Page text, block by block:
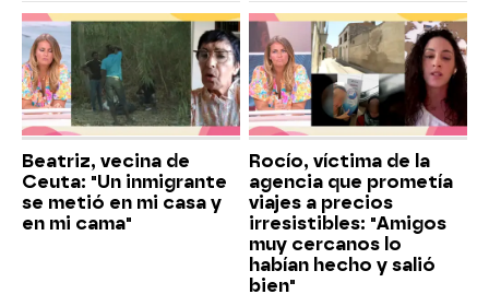
Beatriz, vecina de
Ceuta: "Un inmigrante
se metió en mi casa y
en mi cama"
Rocío, víctima de la
agencia que prometía
viajes a precios
irresistibles: "Amigos
muy cercanos lo
habían hecho y salió
bien"